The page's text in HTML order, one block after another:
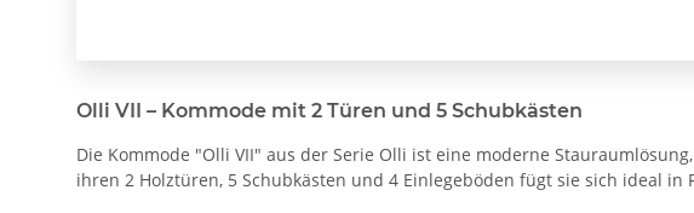
Olli VII – Kommode mit 2 Türen und 5 Schubkästen
Die Kommode "Olli VII" aus der Serie Olli ist eine moderne
ihren 2 Holztüren, 5 Schubkästen und 4 Einlegeböden fügt sie sich ideal